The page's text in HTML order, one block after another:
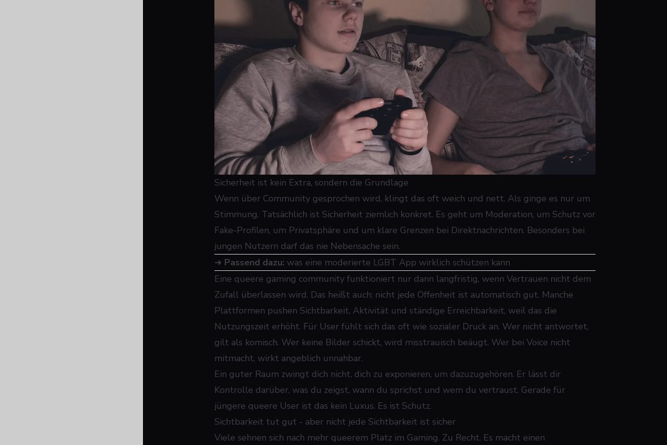
Sicherheit ist kein Extra, sondern die Grundlage
Wenn über Community gesprochen wird, klingt das oft weich und nett. Als ginge es nur um
Stimmung. Tatsächlich ist Sicherheit ziemlich konkret. Es geht um Moderation, um Schutz vor
Fake-Profilen, um Privatsphäre und um klare Grenzen bei Direktnachrichten. Besonders bei
jungen Nutzern darf das nie Nebensache sein.
➜ Passend dazu: was eine moderierte LGBT App wirklich schützen kann
Eine queere gaming community funktioniert nur dann langfristig, wenn Vertrauen nicht dem
Zufall überlassen wird. Das heißt auch: nicht jede Offenheit ist automatisch gut. Manche
Plattformen pushen Sichtbarkeit, Aktivität und ständige Erreichbarkeit, weil das die
Nutzungszeit erhöht. Für User fühlt sich das oft wie sozialer Druck an. Wer nicht antwortet,
gilt als komisch. Wer keine Bilder schickt, wird misstrauisch beäugt. Wer bei Voice nicht
mitmacht, wirkt angeblich unnahbar.
Ein guter Raum zwingt dich nicht, dich zu exponieren, um dazuzugehören. Er lässt dir
Kontrolle darüber, was du zeigst, wann du sprichst und wem du vertraust. Gerade für
jüngere queere User ist das kein Luxus. Es ist Schutz.
Sichtbarkeit tut gut - aber nicht jede Sichtbarkeit ist sicher
Viele sehnen sich nach mehr queerem Platz im Gaming. Zu Recht. Es macht einen